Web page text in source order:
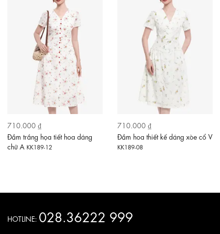
710.000 ₫
Đầm trắng họa tiết hoa dáng
chữ A KK189-12
710.000 ₫
Đầm hoa thiết kế dáng xòe cổ V
KK189-08
HOTLINE: 028.36222 999